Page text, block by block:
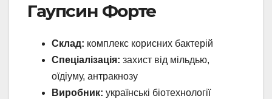
Гаупсин Форте
Склад: комплекс корисних бактерій
Спеціалізація: захист від мільдью,
оїдіуму, антракнозу
Виробник: українські біотехнології